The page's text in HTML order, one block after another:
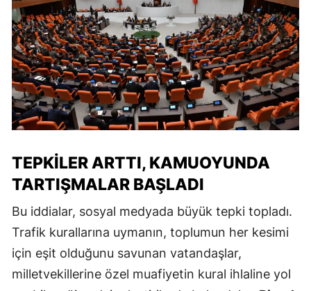
TEPKILER ARTTI, KAMUOYUNDA
TARTIŞMALAR BAŞLADI
Bu iddialar, sosyal medyada büyük tepki topladı.
Trafik kurallarına uymanın, toplumun her kesimi
için eşit olduğunu savunan vatandaşlar,
milletvekillerine özel muafiyetin kural ihlaline yol